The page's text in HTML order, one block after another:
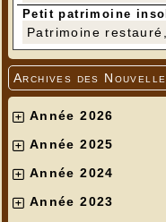
Petit patrimoine
Patrimoine
Archives des
Année 2026
Année 2025
Année 2024
Année 2023